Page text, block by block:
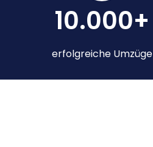
10.000+
erfolgreiche Umzüge